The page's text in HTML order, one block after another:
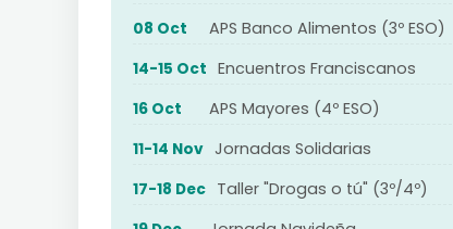
08 Oct APS Banco Alimentos (3º ESO)
14-15 Oct Encuentros Franciscanos
16 Oct APS Mayores (4º ESO)
11-14 Nov Jornadas Solidarias
17-18 Dec Taller "Drogas o tú" (3º/4º)